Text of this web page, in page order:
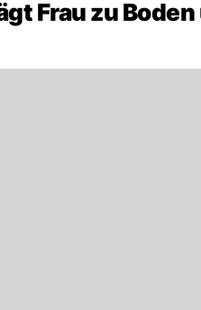
Frau zu